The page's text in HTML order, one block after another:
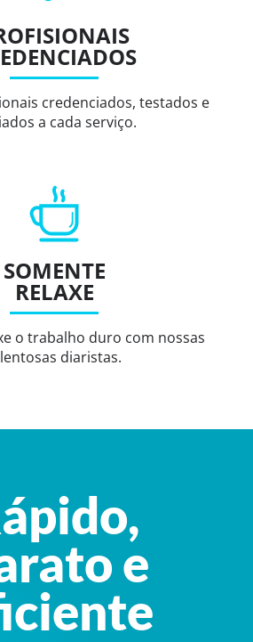
credenciados, testados e
a cada serviço.
SOMENTE
RELAXE
o trabalho duro com nossas
diaristas.
e